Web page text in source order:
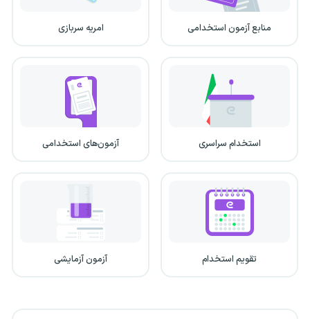
منابع آزمون استخدامی امریه سربازی
استخدام سراسری آزمون‌های استخدامی
تقویم استخدام آزمون آزمایشی